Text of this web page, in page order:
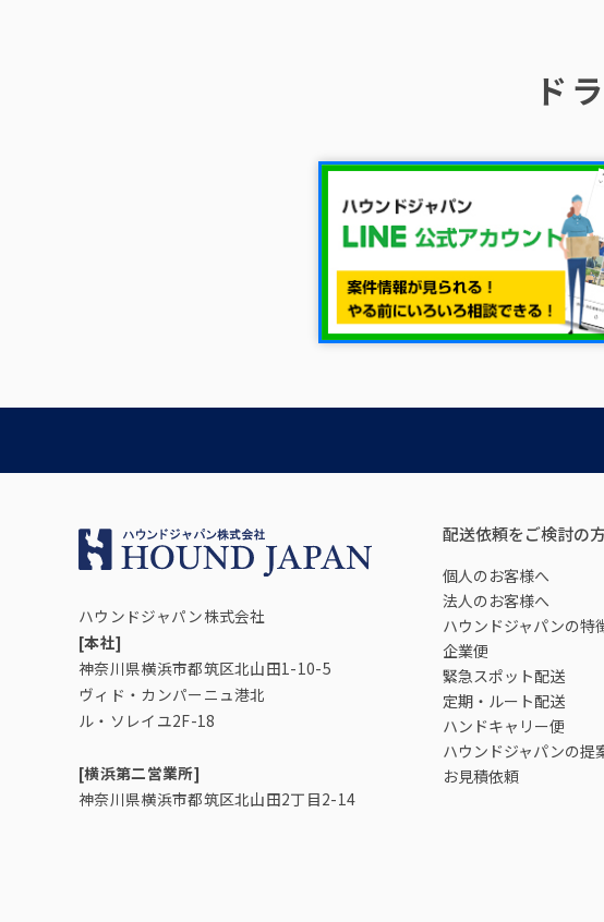
ド
ハウンドジャパン株式会社
[本社]
神奈川県横浜市都筑区北山田1-10-5
ヴィド・カンパーニュ港北
ル・ソレイユ2F-18
[横浜第二営業所]
神奈川県横浜市都筑区北山田2丁目2-14
配送依頼をご検討の
個人のお客様へ
法人のお客様へ
ハウンドジャパンの特
企業便
緊急スポット配送
定期・ルート配送
ハンドキャリー便
ハウンドジャパンの提
お見積依頼